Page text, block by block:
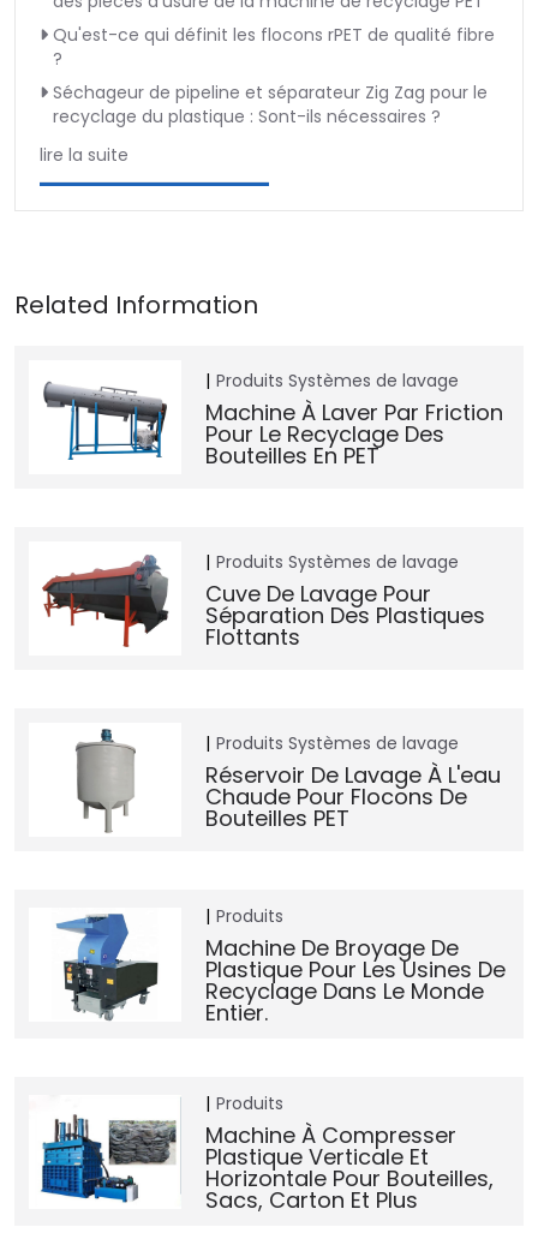
Qu'est-ce qui définit les flocons rPET de qualité fibre
?
Séchageur de pipeline et séparateur Zig Zag pour le
recyclage du plastique : Sont-ils nécessaires ?
lire la suite
Produits Systèmes de lavage
Machine À Laver Par Friction
Pour Le Recyclage Des
Bouteilles En PET
Produits Systèmes de lavage
Cuve De Lavage Pour
Séparation Des Plastiques
Flottants
Produits Systèmes de lavage
Réservoir De Lavage À L'eau
Chaude Pour Flocons De
Bouteilles PET
Produits
Machine De Broyage De
Plastique Pour Les Usines De
Recyclage Dans Le Monde
Entier.
Produits
Machine À Compresser
Plastique Verticale Et
Horizontale Pour Bouteilles,
Sacs, Carton Et Plus